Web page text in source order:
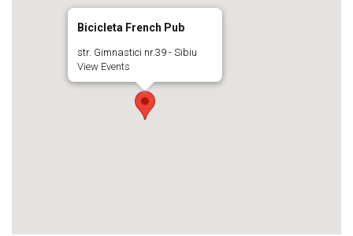
Bicicleta French Pub
str. Gimnastici nr.39 - Sibiu
View Events